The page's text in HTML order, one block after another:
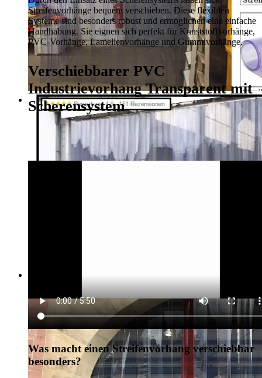
Streifenvorhänge bequem verschieben. Diese flexiblen
Systeme sind besonders robust und ermöglichen eine einfache
Handhabung. Sie eignen sich perfekt für Kunststoffvorhänge,
PVC-Vorhänge, Lamellenvorhänge und Gummivorhänge.
Verschiebbarer PVC
Industrievorhang Transparent mit
Scherensystem
Was macht einen Streifenvorhang verschiebbar
besonders?